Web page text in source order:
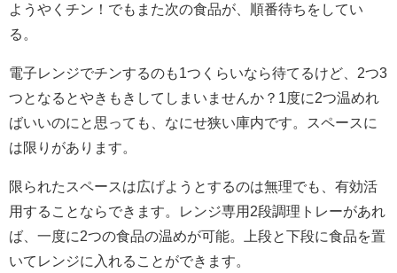
ようやくチン！でもまた次の食品が、順番待ちをしてい
る。
電子レンジでチンするのも1つくらいなら待てるけど、2つ3
つとなるとやきもきしてしまいませんか？1度に2つ温めれ
ばいいのにと思っても、なにせ狭い庫内です。スペースに
は限りがあります。
限られたスペースは広げようとするのは無理でも、有効活
用することならできます。レンジ専用2段調理トレーがあれ
ば、一度に2つの食品の温めが可能。上段と下段に食品を置
いてレンジに入れることができます。